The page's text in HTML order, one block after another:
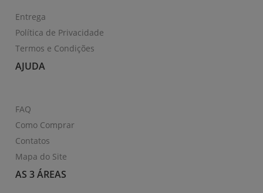
Entrega
Política de Privacidade
Termos e Condições
AJUDA
FAQ
Como Comprar
Contatos
Mapa do Site
AS 3 ÁREAS